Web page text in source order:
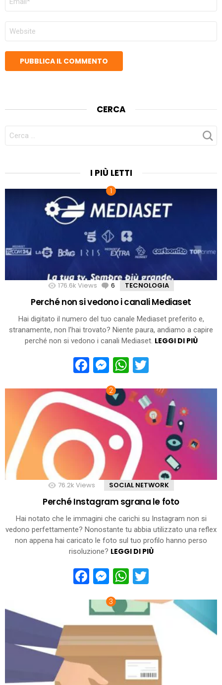
WEB
CERCA
PER:
I PIÙ LETTI
176.6k Views 6 Comments
TECNOLOGIA
Perché non si vedono i canali Mediaset
Hai digitato il numero del tuo canale Mediaset preferito e,
stranamente, non l’hai trovato? Niente paura, andiamo a capire
perché non si vedono i canali Mediaset. LEGGI DI PIÙ
Facebook
Messenger
WhatsApp
76.2k Views SOCIAL NETWORK
Perché Instagram sgrana le foto
Hai notato che le immagini che carichi su Instagram non si
vedono perfettamente? Nonostante tu abbia utilizzato una reflex
non appena hai caricato le foto sul tuo profilo hanno perso
risoluzione? LEGGI DI PIÙ
Facebook
Messenger
WhatsApp